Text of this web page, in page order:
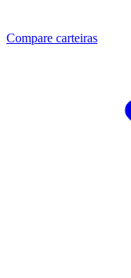
Compare carteiras